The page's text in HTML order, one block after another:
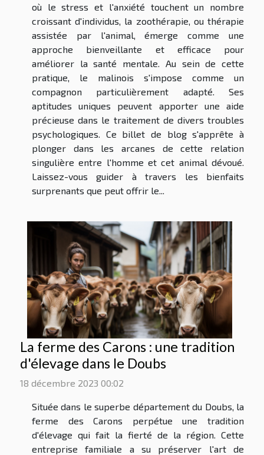
où le stress et l'anxiété touchent un nombre
croissant d'individus, la zoothérapie, ou thérapie
assistée par l'animal, émerge comme une
approche bienveillante et efficace pour
améliorer la santé mentale. Au sein de cette
pratique, le malinois s'impose comme un
compagnon particulièrement adapté. Ses
aptitudes uniques peuvent apporter une aide
précieuse dans le traitement de divers troubles
psychologiques. Ce billet de blog s'apprête à
plonger dans les arcanes de cette relation
singulière entre l'homme et cet animal dévoué.
Laissez-vous guider à travers les bienfaits
surprenants que peut offrir le...
La ferme des Carons : une tradition
d'élevage dans le Doubs
18 décembre 2023 00:02
Située dans le superbe département du Doubs, la
ferme des Carons perpétue une tradition
d'élevage qui fait la fierté de la région. Cette
entreprise familiale a su préserver l'art de